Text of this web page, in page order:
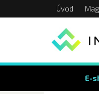
Úvod
E-